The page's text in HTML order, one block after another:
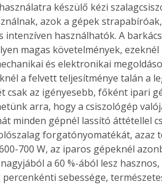
készülő kézi
azok a gépek
intenzíven használhatók. A
magas követelmények,
és elektronikai
a felvett teljesítménye talán a
csak az igényesebb, főként ipari
arra, hogy a csiszológép
minden gépnél lassító áttétellel
forgatónyomatékát,
700 W, az iparos gépeknél
a 60 %-ából lesz
percenkénti sebessége,